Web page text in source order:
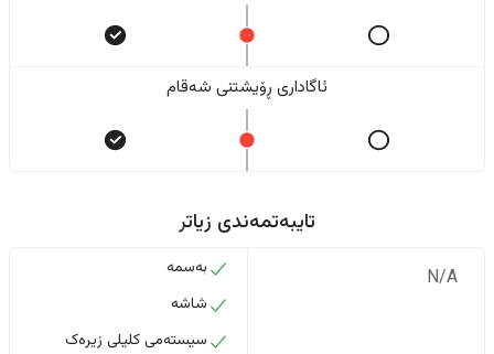
ئاگاداری ڕۆیشتنی شەقام
تایبەتمەندی زیاتر
N/A
بەسمە
شاشە
سیستەمی کلیلی زیرەک